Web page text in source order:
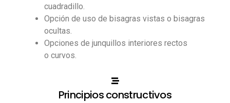
cuadradillo.
Opción de uso de bisagras vistas o bisagras
ocultas.
Opciones de junquillos interiores rectos
o curvos.
Principios constructivos